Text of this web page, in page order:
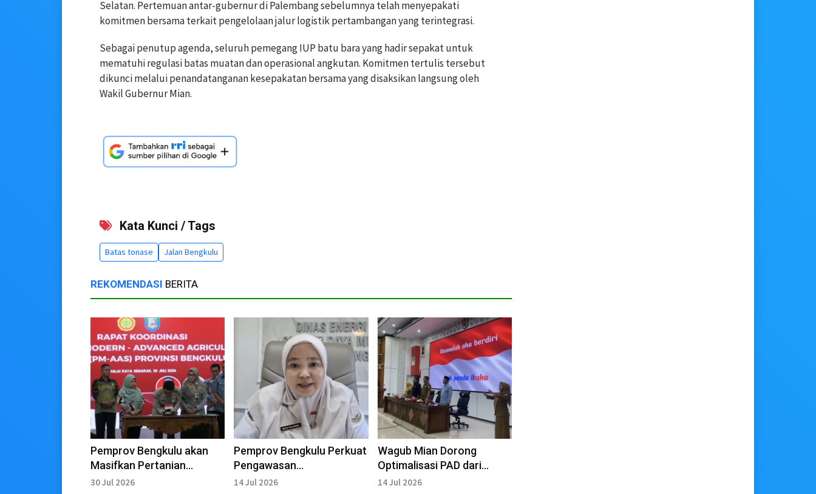
Selatan. Pertemuan antar-gubernur di Palembang sebelumnya telah menyepakati
komitmen bersama terkait pengelolaan jalur logistik pertambangan yang terintegrasi.
Sebagai penutup agenda, seluruh pemegang IUP batu bara yang hadir sepakat untuk
mematuhi regulasi batas muatan dan operasional angkutan. Komitmen tertulis tersebut
dikunci melalui penandatanganan kesepakatan bersama yang disaksikan langsung oleh
Wakil Gubernur Mian.
Kata Kunci / Tags
Batas tonase Jalan Bengkulu
REKOMENDASI BERITA
Pemprov Bengkulu akan
Masifkan Pertanian
Moderen, Target 8.214
30 Jul 2026
Pemprov Bengkulu Perkuat
Pengawasan
Pertambangan MBLB untuk
14 Jul 2026
Wagub Mian Dorong
Optimalisasi PAD dari
Sektor Pertambangan
14 Jul 2026